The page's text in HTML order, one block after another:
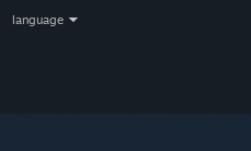
language